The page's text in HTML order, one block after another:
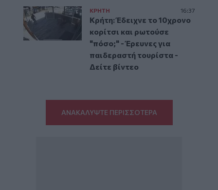
ΚΡΗΤΗ 16:37
Κρήτη: Έδειχνε το 10χρονο
κορίτσι και ρωτούσε
"πόσο;" - Έρευνες για
παιδεραστή τουρίστα -
Δείτε βίντεο
ΑΝΑΚΑΛΥΨΤΕ ΠΕΡΙΣΣΟΤΕΡΑ